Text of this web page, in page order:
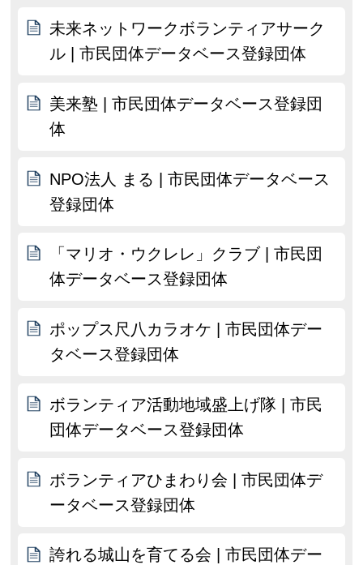
未来ネットワークボランティアサーク
ル | 市民団体データベース登録団体
美来塾 | 市民団体データベース登録団
体
NPO法人 まる | 市民団体データベース
登録団体
「マリオ・ウクレレ」クラブ | 市民団
体データベース登録団体
ポップス尺八カラオケ | 市民団体デー
タベース登録団体
ボランティア活動地域盛上げ隊 | 市民
団体データベース登録団体
ボランティアひまわり会 | 市民団体デ
ータベース登録団体
誇れる城山を育てる会 | 市民団体デー